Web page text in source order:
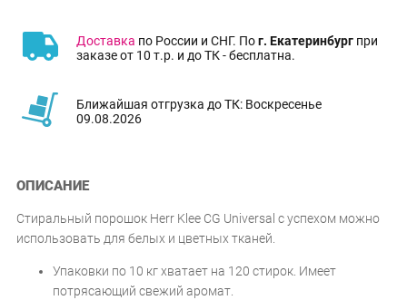
Доставка по России и СНГ. Пог. Екатеринбург при
заказе от 10 т.р. и до ТК - бесплатна.
Ближайшая отгрузка до ТК: Воскресенье
09.08.2026
ОПИСАНИЕ
Стиральный порошок Herr Klee CG Universal с успехом можно
использовать для белых и цветных тканей.
Упаковки по 10 кг хватает на 120 стирок. Имеет
потрясающий свежий аромат.